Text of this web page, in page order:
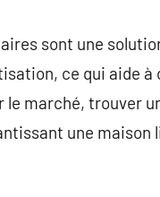
sont une
ce qui aide
le marché, trouver
une maison